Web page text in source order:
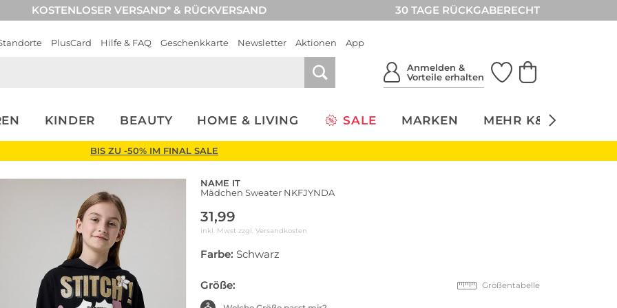
KOSTENLOSER VERSAND* & RÜCKVERSAND 30 TAGE RÜCKGABERECHT
PlusCard Hilfe & FAQ Geschenkkarte Newsletter Aktionen App
Anmelden &
Vorteile erhalten
KINDER BEAUTY HOME & LIVING SALE MARKEN MEHR K&Ö
BIS ZU -50% IM FINAL SALE
NAME IT
Mädchen Sweater NKFJYNDA
31,99
inkl. Mwst zzgl. Versandkosten
Farbe: Schwarz
Größe: Größentabelle